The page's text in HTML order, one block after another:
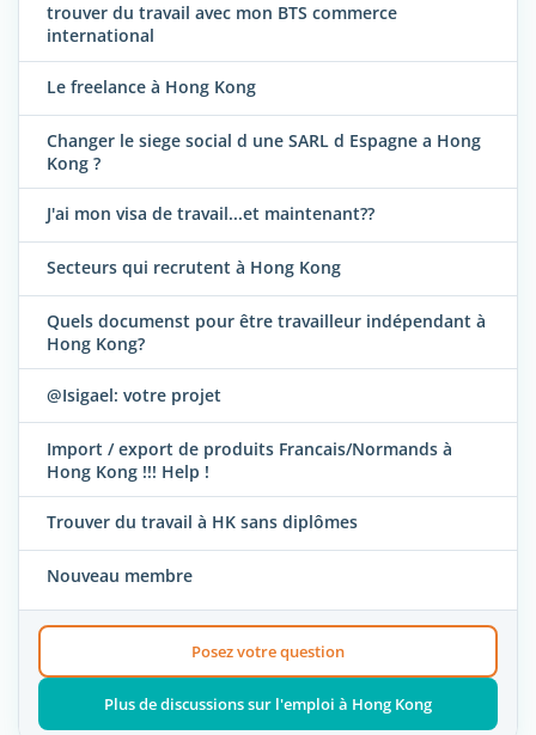
trouver du travail avec mon BTS commerce
international
Le freelance à Hong Kong
Changer le siege social d une SARL d Espagne a Hong
Kong ?
J'ai mon visa de travail...et maintenant??
Secteurs qui recrutent à Hong Kong
Quels documenst pour être travailleur indépendant à
Hong Kong?
@Isigael: votre projet
Import / export de produits Francais/Normands à
Hong Kong !!! Help !
Trouver du travail à HK sans diplômes
Nouveau membre
Posez votre question
Plus de discussions sur l'emploi à Hong Kong